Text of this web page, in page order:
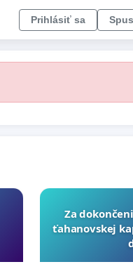
Prihlásiť sa
Za
ťahanovskej